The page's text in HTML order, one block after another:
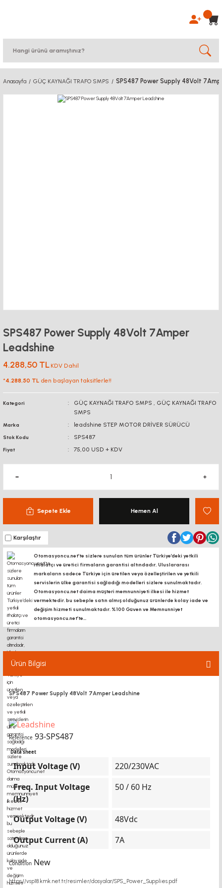
Anasayfa GÜÇ KAYNAĞI TRAFO SMPS SPS487 Power Supply 48Volt
SPS487 Power Supply 48Volt 7Amper
Leadshine
4.288,50 TL KDV Dahil
*4.288,50 TL den başlayan taksitlerle!!
Kategori GÜÇ KAYNAĞI TRAFO SMPS , GÜÇ KAYNAĞI TRAFO
SMPS
Marka leadshine STEP MOTOR DRİVER SÜRÜCÜ
Stok Kodu SPS487
Fiyat 75,00 USD + KDV
Sepete Ekle Hemen Al
Karşılaştır
Otomasyoncu.net’te sizlere sunulan tüm ürünler Türkiye’deki yetkili
ithalatçı ve üretici firmaların garantisi altındadır, Uluslararası
markaların sadece Türkiye için üretilen veya özelleştirilen ve yetkili
servislerin ülke garantisi sağladığı modelleri sizlere sunulmaktadır.
Otomasyoncu.net daima müşteri memnunniyeti ilkesi ile hizmet
vermektedir. bu sebeple satın almış olduğunuz ürünlerde kolay iade ve
değişim hizmeti sunulmaktadır. %100 Güven ve Memnunniyet
otomasyoncu.net’te...
Ürün Bilgisi
SPS487 Power Supply 48Volt 7Amper Leadshine
Reference 93-SPS487
Data sheet
Input Voltage (V)
220/230VAC
Freq. Input Voltage
(Hz)
50 / 60 Hz
Output Voltage (V)
48Vdc
Output Current (A)
7A
Condition New
https://vsp18.kmk.net.tr/resimler/dosyalar/SPS_Power_Supplies.pdf